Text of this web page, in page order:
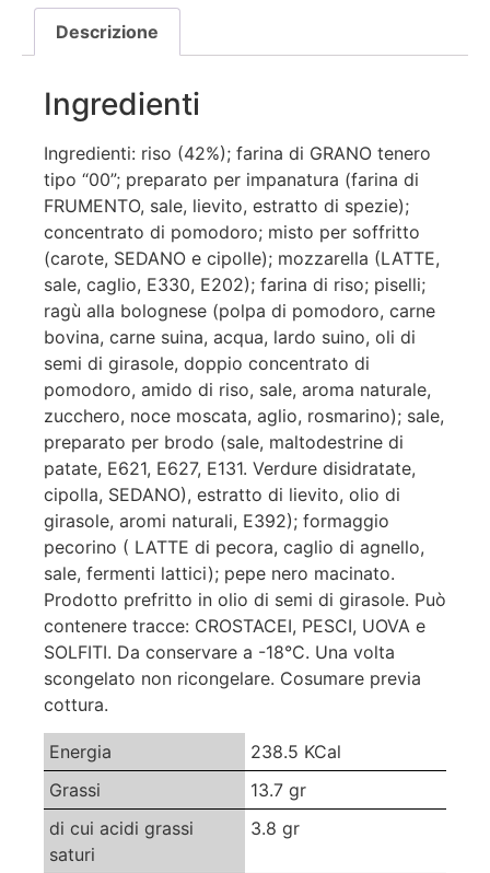
Descrizione
Ingredienti
Ingredienti: riso (42%); farina di GRANO tenero
tipo “00”; preparato per impanatura (farina di
FRUMENTO, sale, lievito, estratto di spezie);
concentrato di pomodoro; misto per soffritto
(carote, SEDANO e cipolle); mozzarella (LATTE,
sale, caglio, E330, E202); farina di riso; piselli;
ragù alla bolognese (polpa di pomodoro, carne
bovina, carne suina, acqua, lardo suino, oli di
semi di girasole, doppio concentrato di
pomodoro, amido di riso, sale, aroma naturale,
zucchero, noce moscata, aglio, rosmarino); sale,
preparato per brodo (sale, maltodestrine di
patate, E621, E627, E131. Verdure disidratate,
cipolla, SEDANO), estratto di lievito, olio di
girasole, aromi naturali, E392); formaggio
pecorino ( LATTE di pecora, caglio di agnello,
sale, fermenti lattici); pepe nero macinato.
Prodotto prefritto in olio di semi di girasole. Può
contenere tracce: CROSTACEI, PESCI, UOVA e
SOLFITI. Da conservare a -18°C. Una volta
scongelato non ricongelare. Cosumare previa
cottura.
Energia
238.5 KCal
Grassi
13.7 gr
di cui acidi grassi
saturi
3.8 gr